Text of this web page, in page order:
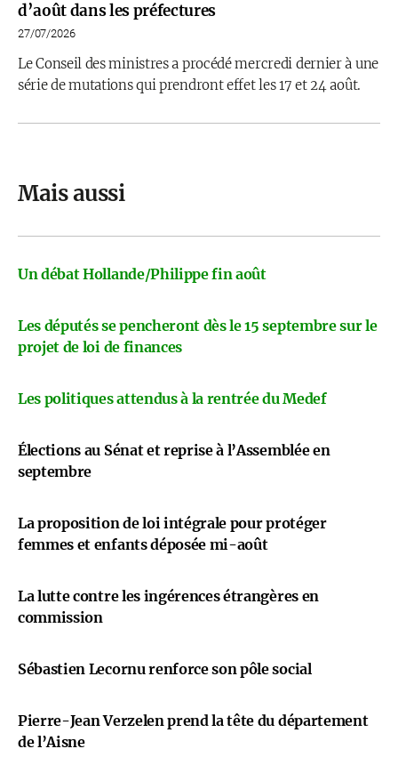
d’août dans les préfectures
27/07/2026
Le Conseil des ministres a procédé mercredi dernier à une
série de mutations qui prendront effet les 17 et 24 août.
Mais aussi
Un débat Hollande/Philippe fin août
Les députés se pencheront dès le 15 septembre sur le
projet de loi de finances
Les politiques attendus à la rentrée du Medef
Élections au Sénat et reprise à l’Assemblée en
septembre
La proposition de loi intégrale pour protéger
femmes et enfants déposée mi-août
La lutte contre les ingérences étrangères en
commission
Sébastien Lecornu renforce son pôle social
Pierre-Jean Verzelen prend la tête du département
de l’Aisne